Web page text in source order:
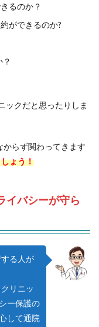
るのか？
ができるのか?
ックだと思ったりしま
らず関わってきます
ょう！
イバシーが守ら
る人が
リニッ
ー保護の
して通院